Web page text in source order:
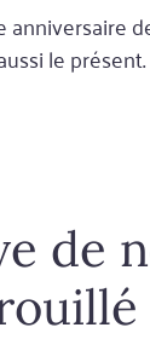
le présent.
de